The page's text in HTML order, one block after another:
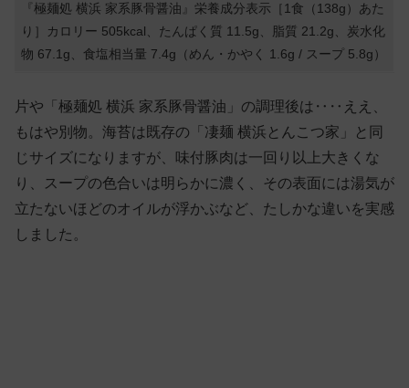
『極麺処 横浜 家系豚骨醤油』栄養成分表示［1食（138g）あた
り］カロリー 505kcal、たんぱく質 11.5g、脂質 21.2g、炭水化
物 67.1g、食塩相当量 7.4g（めん・かやく 1.6g / スープ 5.8g）
片や「極麺処 横浜 家系豚骨醤油」の調理後は‥‥ええ、
もはや別物。海苔は既存の「凄麺 横浜とんこつ家」と同
じサイズになりますが、味付豚肉は一回り以上大きくな
り、スープの色合いは明らかに濃く、その表面には湯気が
立たないほどのオイルが浮かぶなど、たしかな違いを実感
しました。